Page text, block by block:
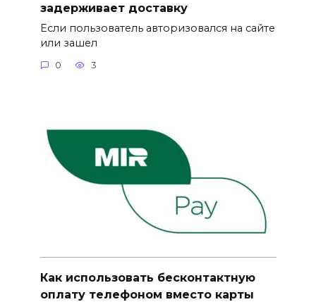
задерживает доставку
Если пользователь авторизовался на сайте
или зашел
0 3
Как использовать бесконтактную
оплату телефоном вместо карты